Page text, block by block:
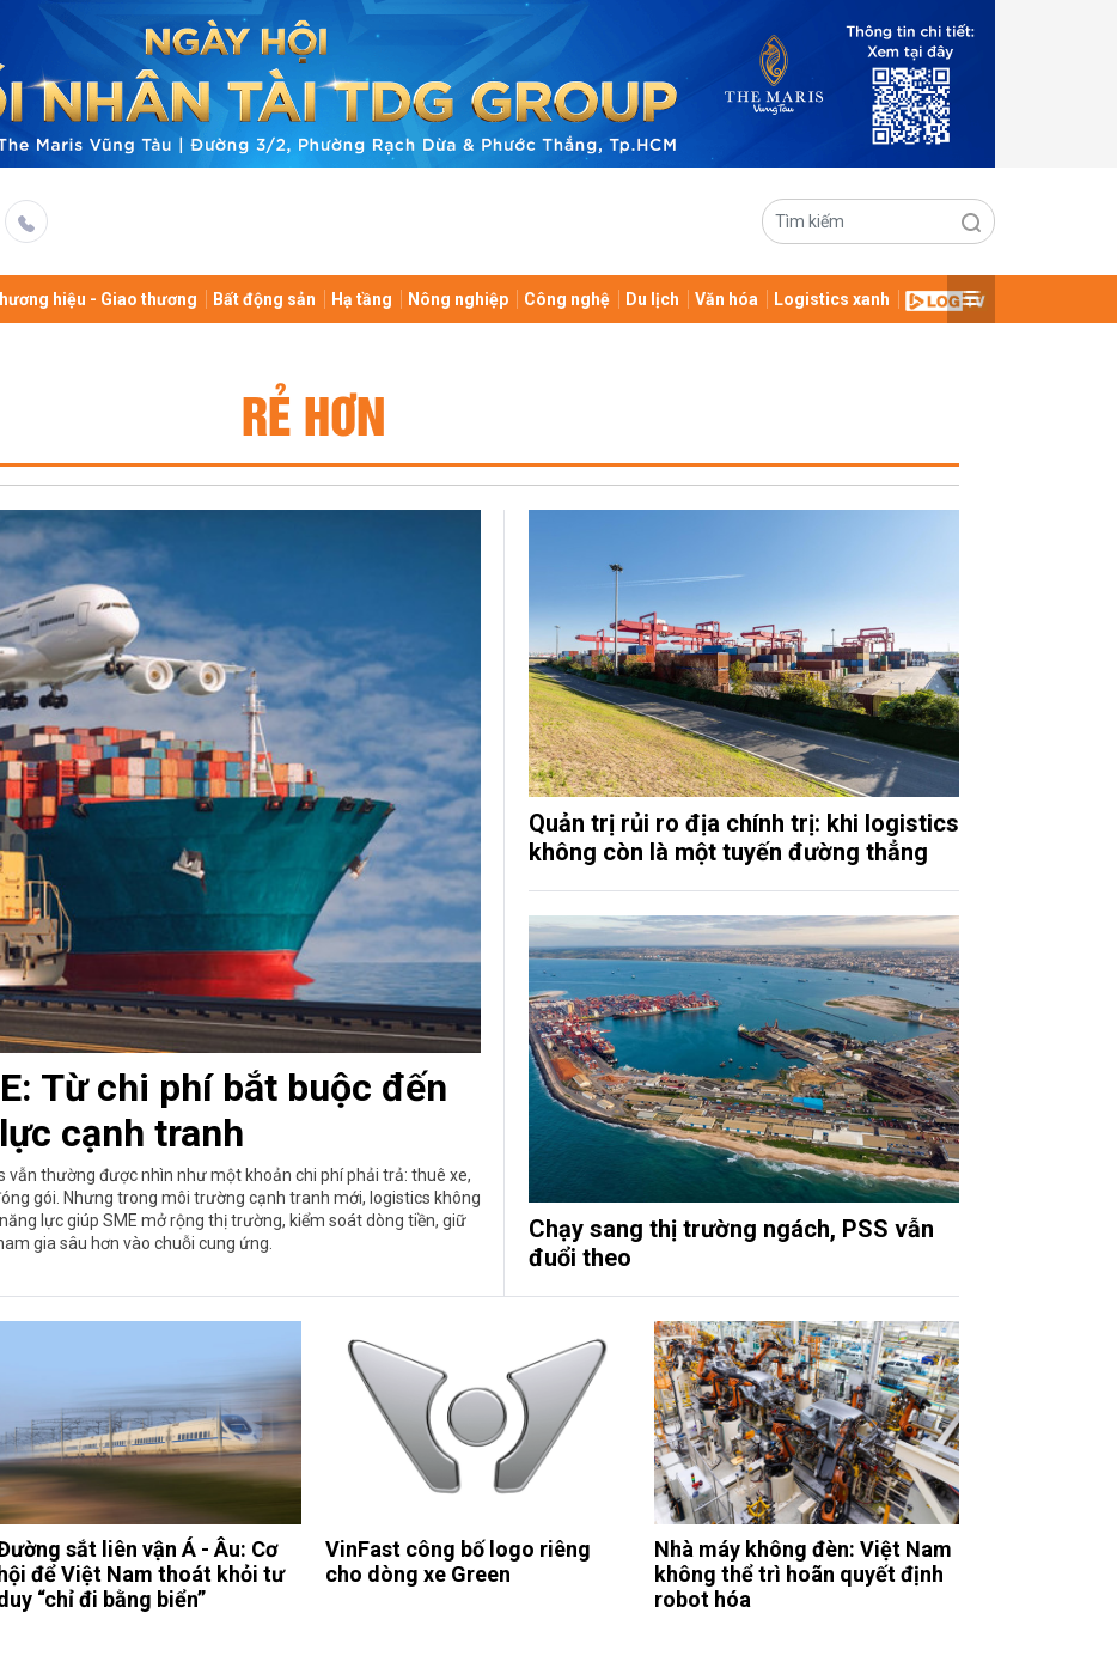
hiệu - Giao thương Bất động sản Hạ tầng Nông nghiệp Công nghệ Du lịch Văn hóa Logistics xanh
RẺ HƠN
Từ chi phí bắt buộc đến
cạnh tranh
vẫn thường được nhìn như một khoản chi phí phải trả: thuê xe,
gói. Nhưng trong môi trường cạnh tranh mới, logistics không
lực giúp SME mở rộng thị trường, kiểm soát dòng tiền, giữ
gia sâu hơn vào chuỗi cung ứng.
Quản trị rủi ro địa chính trị: khi logistics
không còn là một tuyến đường thẳng
Chạy sang thị trường ngách, PSS vẫn
đuổi theo
sắt liên vận Á - Âu: Cơ
hội để Việt Nam thoát khỏi tư
“chỉ đi bằng biển”
VinFast công bố logo riêng
cho dòng xe Green
Nhà máy không đèn: Việt Nam
không thể trì hoãn quyết định
robot hóa